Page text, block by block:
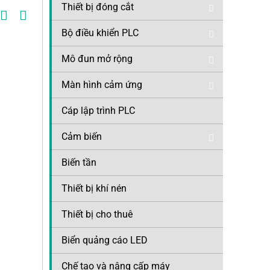
Thiết bị đóng cắt
Bộ điều khiển PLC
Mô đun mở rộng
Màn hình cảm ứng
Cáp lập trình PLC
Cảm biến
Biến tần
Thiết bị khí nén
Thiết bị cho thuê
Biển quảng cáo LED
Chế tạo và nâng cấp máy